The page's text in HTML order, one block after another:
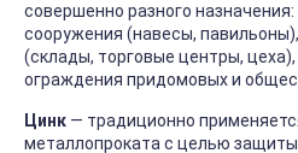
совершенно разного
сооружения (навесы,
(склады, торговые центры,
ограждения придомовых и
Цинк ― традиционно
металлопроката с целью